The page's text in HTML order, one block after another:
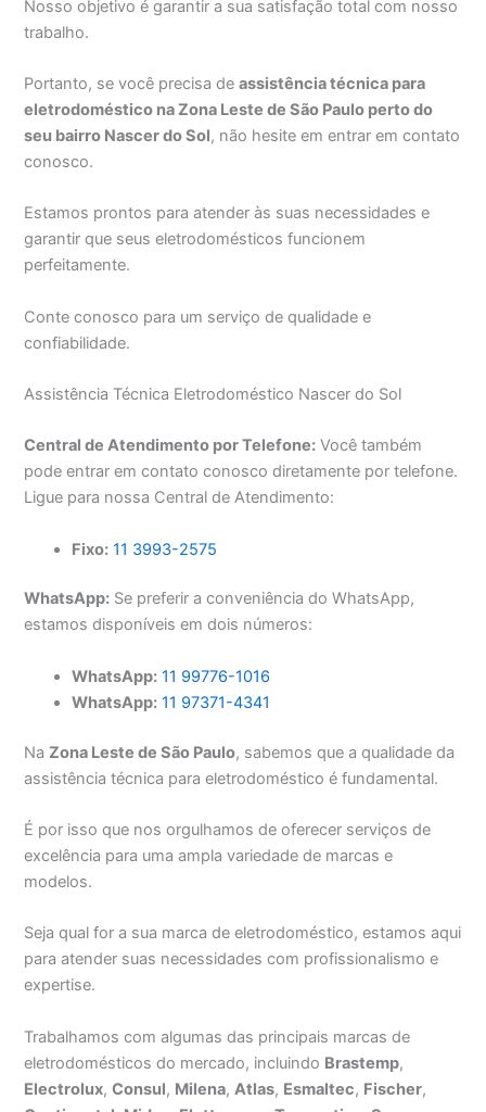
Nosso objetivo é garantir a sua satisfação total com nosso
trabalho.
Portanto, se você precisa deassistência técnica para
eletrodoméstico na Zona Leste de São Paulo perto do
seu bairro Nascer do Sol, não hesite em entrar em contato
conosco.
Estamos prontos para atender às suas necessidades e
garantir que seus eletrodomésticos funcionem
perfeitamente.
Conte conosco para um serviço de qualidade e
confiabilidade.
Assistência Técnica Eletrodoméstico Nascer do Sol
Central de Atendimento por Telefone: Você também
pode entrar em contato conosco diretamente por telefone.
Ligue para nossa Central de Atendimento:
Fixo: 11 3993-2575
WhatsApp: Se preferir a conveniência do WhatsApp,
estamos disponíveis em dois números:
WhatsApp: 11 99776-1016
WhatsApp: 11 97371-4341
NaZona Leste de São Paulo, sabemos que a qualidade da
assistência técnica para eletrodoméstico é fundamental.
É por isso que nos orgulhamos de oferecer serviços de
excelência para uma ampla variedade de marcas e
modelos.
Seja qual for a sua marca de eletrodoméstico, estamos aqui
para atender suas necessidades com profissionalismo e
expertise.
Trabalhamos com algumas das principais marcas de
eletrodomésticos do mercado, incluindo Brastemp,
Electrolux,Consul, Milena,Atlas, Esmaltec, Fischer,